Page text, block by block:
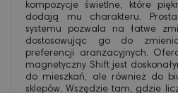
kompozycje świetlne, które
dodają mu charakteru.
systemu pozwala na łatwe
dostosowując go do
preferencji aranżacyjnych.
magnetyczny Shift jest
do mieszkań, ale również do
sklepów. Wszędzie tam, gdzie